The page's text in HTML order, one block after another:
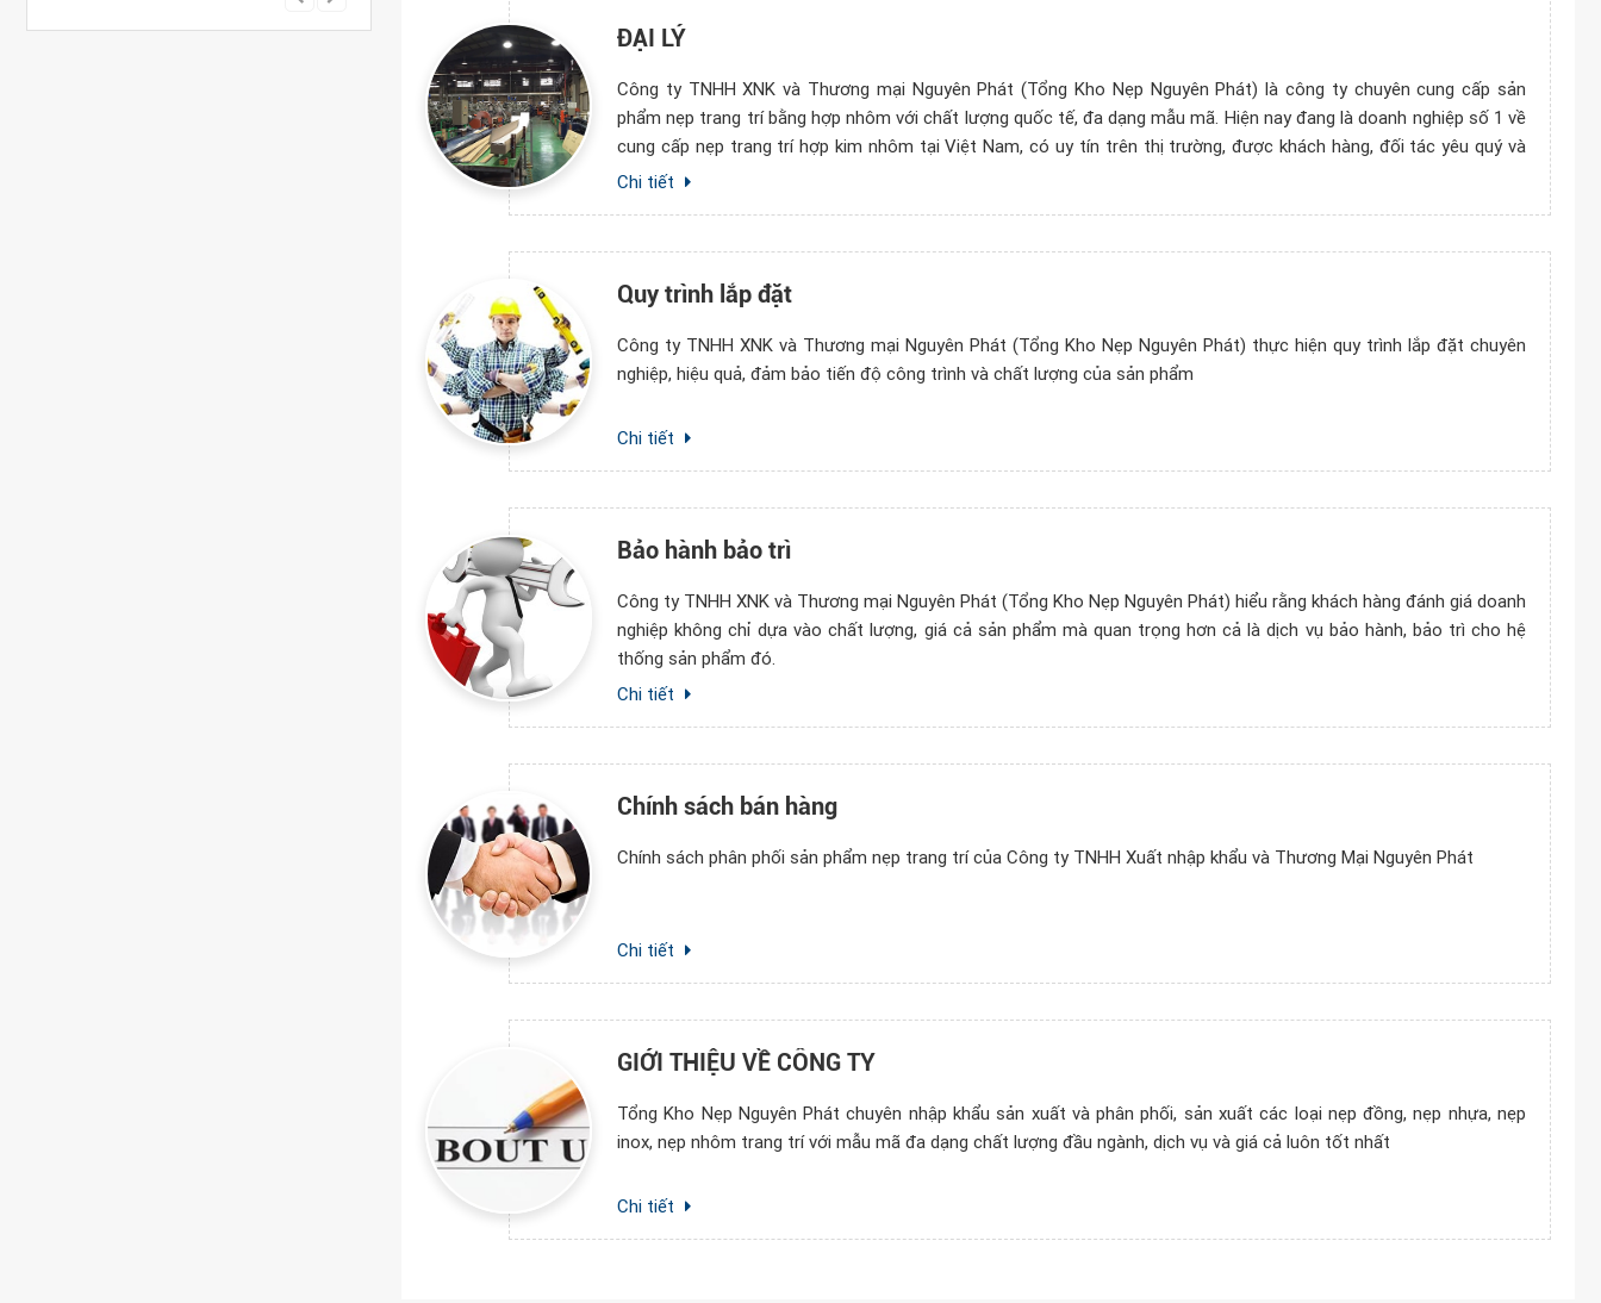
ĐẠI LÝ
Công ty TNHH XNK và Thương mại Nguyên Phát (Tổng Kho Nẹp Nguyên Phát) là công ty chuyên cung cấp sản
phẩm nẹp trang trí bằng hợp nhôm với chất lượng quốc tế, đa dạng mẫu mã. Hiện nay đang là doanh nghiệp số 1 về
cung cấp nẹp trang trí hợp kim nhôm tại Việt Nam, có uy tín trên thị trường, được khách hàng, đối tác yêu quý và
tin tưởng
Chi tiết
Quy trình lắp đặt
Công ty TNHH XNK và Thương mại Nguyên Phát (Tổng Kho Nẹp Nguyên Phát) thực hiện quy trình lắp đặt chuyên
nghiệp, hiệu quả, đảm bảo tiến độ công trình và chất lượng của sản phẩm
Chi tiết
Bảo hành bảo trì
Công ty TNHH XNK và Thương mại Nguyên Phát (Tổng Kho Nẹp Nguyên Phát) hiểu rằng khách hàng đánh giá doanh
nghiệp không chỉ dựa vào chất lượng, giá cả sản phẩm mà quan trọng hơn cả là dịch vụ bảo hành, bảo trì cho hệ
thống sản phẩm đó.
Chi tiết
Chính sách bán hàng
Chính sách phân phối sản phẩm nẹp trang trí của Công ty TNHH Xuất nhập khẩu và Thương Mại Nguyên Phát
Chi tiết
GIỚI THIỆU VỀ CÔNG TY
Tổng Kho Nẹp Nguyên Phát chuyên nhập khẩu sản xuất và phân phối, sản xuất các loại nẹp đồng, nẹp nhựa, nẹp
inox, nẹp nhôm trang trí với mẫu mã đa dạng chất lượng đầu ngành, dịch vụ và giá cả luôn tốt nhất
Chi tiết